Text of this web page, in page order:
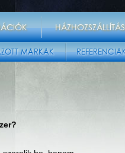
HÁZHOZSZÁLLÍTÁS
MÁRKÁK